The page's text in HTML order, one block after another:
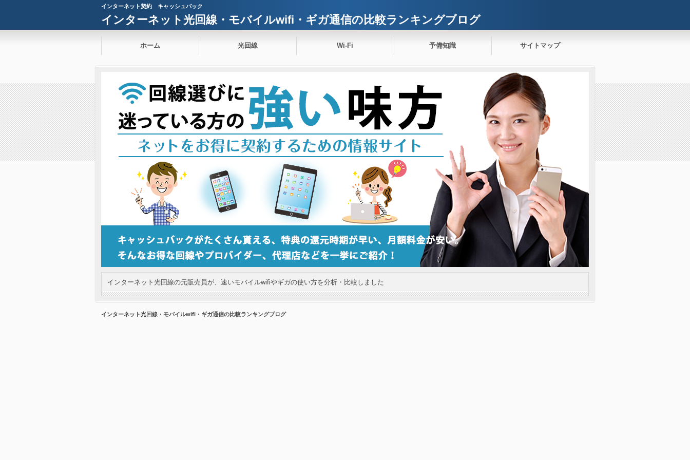
インターネット契約 キャッシュバック
インターネット光回線・モバイルwifi・ギガ通信の比較ランキングブログ
ホーム 光回線 Wi-Fi 予備知識 サイトマップ
インターネット光回線の元販売員が、速いモバイルwifiやギガの使い方を分析・比較しました
インターネット光回線・モバイルwifi・ギガ通信の比較ランキングブログ